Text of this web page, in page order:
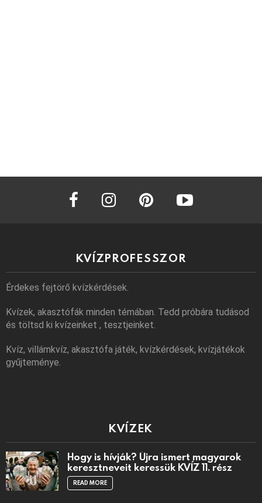
facebook instagram
KVÍZPROFESSZOR
Érdekes fejtörő kvízkérdések.
Kvízek, akasztófák minden témában. Tedd próbára tudásod
és töltsd ki kvízeinket , tesztjeinket.
Kvíz, villámkvíz, akasztófa játék, kvízkérdések, kvízjátékok
gyűjteménye.
KVÍZEK
Hogy is hívják? Újra ismert magyarok
keresztneveit keressük KVÍZ 11. rész
READ MORE